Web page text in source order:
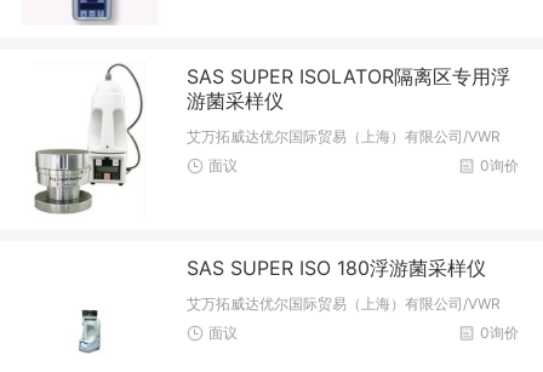
SAS SUPER ISOLATOR隔离区专用浮
游菌采样仪
艾万拓威达优尔国际贸易（上海）有限公司/VWR
0询价
面议
SAS SUPER ISO 180浮游菌采样仪
艾万拓威达优尔国际贸易（上海）有限公司/VWR
0询价
面议